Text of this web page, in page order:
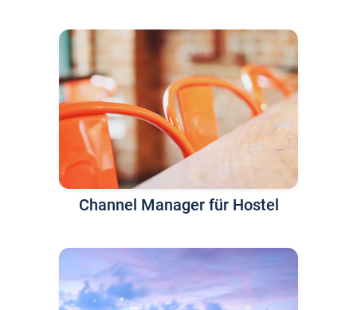
Channel Manager für Hostel